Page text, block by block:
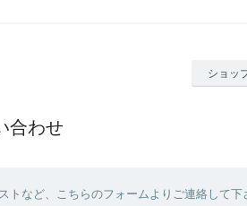
ショッ
合わせ
など、こちらのフォームよりご連絡して下